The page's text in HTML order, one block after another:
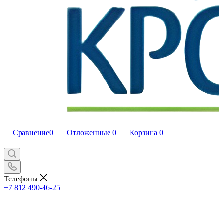
Сравнение0 Отложенные 0 Корзина 0
Телефоны
+7 812 490-46-25